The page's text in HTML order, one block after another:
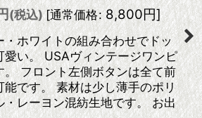
(税込)[通常価格: 8,800円]
・ホワイトの組み合わせでドッ
愛い。 USAヴィンテージワンピ
。 フロント左側ボタンは全て前
能です。 素材は少し薄手のポリ
・レーヨン混紡生地です。 お出